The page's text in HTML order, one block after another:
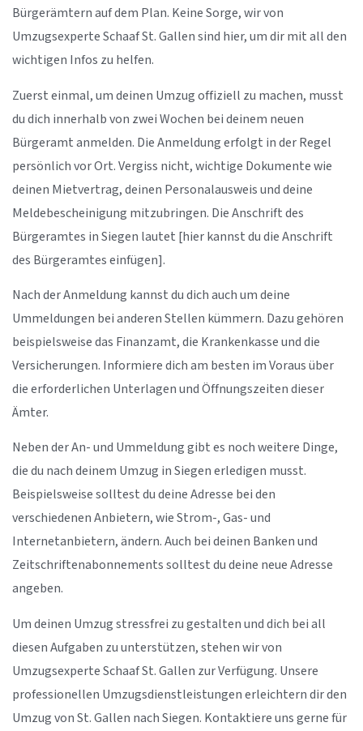
Bürgerämtern auf dem Plan. Keine Sorge, wir von
Umzugsexperte Schaaf St. Gallen sind hier, um dir mit all den
wichtigen Infos zu helfen.
Zuerst einmal, um deinen Umzug offiziell zu machen, musst
du dich innerhalb von zwei Wochen bei deinem neuen
Bürgeramt anmelden. Die Anmeldung erfolgt in der Regel
persönlich vor Ort. Vergiss nicht, wichtige Dokumente wie
deinen Mietvertrag, deinen Personalausweis und deine
Meldebescheinigung mitzubringen. Die Anschrift des
Bürgeramtes in Siegen lautet [hier kannst du die Anschrift
des Bürgeramtes einfügen].
Nach der Anmeldung kannst du dich auch um deine
Ummeldungen bei anderen Stellen kümmern. Dazu gehören
beispielsweise das Finanzamt, die Krankenkasse und die
Versicherungen. Informiere dich am besten im Voraus über
die erforderlichen Unterlagen und Öffnungszeiten dieser
Ämter.
Neben der An- und Ummeldung gibt es noch weitere Dinge,
die du nach deinem Umzug in Siegen erledigen musst.
Beispielsweise solltest du deine Adresse bei den
verschiedenen Anbietern, wie Strom-, Gas- und
Internetanbietern, ändern. Auch bei deinen Banken und
Zeitschriftenabonnements solltest du deine neue Adresse
angeben.
Um deinen Umzug stressfrei zu gestalten und dich bei all
diesen Aufgaben zu unterstützen, stehen wir von
Umzugsexperte Schaaf St. Gallen zur Verfügung. Unsere
professionellen Umzugsdienstleistungen erleichtern dir den
Umzug von St. Gallen nach Siegen. Kontaktiere uns gerne für